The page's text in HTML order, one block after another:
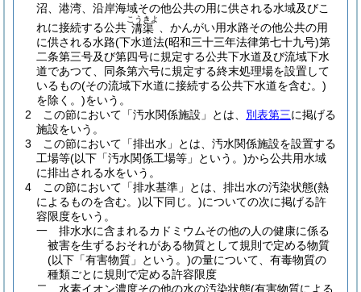
沼、港湾、沿岸海域その他公共の用に供される水域及びこ
れに接続する公共 溝渠
こうきよ
、かんがい用水路その他公共の用
に供される水路(下水道法(昭和三十三年法律第七十九号)第
二条第三号及び第四号に規定する公共下水道及び流域下水
道であつて、同条第六号に規定する終末処理場を設置して
いるもの(その流域下水道に接続する公共下水道を含む。)
を除く。)をいう。
2
この節において「汚水関係施設」とは、 別表第三に掲げる
施設をいう。
3
この節において「排出水」とは、汚水関係施設を設置する
工場等(以下「汚水関係工場等」という。)から公共用水域
に排出される水をいう。
4
この節において「排水基準」とは、排出水の汚染状態(熱
によるものを含む。)以下同じ。 )についての次に掲げる許
容限度をいう。
一
排水水に含まれるカドミウムその他の人の健康に係る
被害を生ずるおそれがある物質として規則で定める物質
(以下「有害物質」という。)の量について、有毒物質の
種類ごとに規則で定める許容限度
二
水素イオン濃度その他の水の汚染状態(有害物質による